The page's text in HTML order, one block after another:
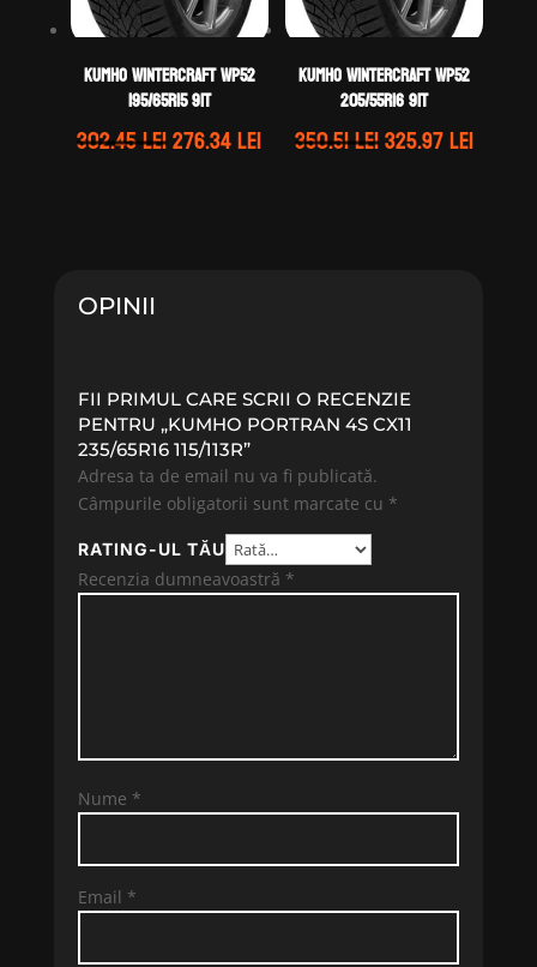
Kumho WINTERCRAFT WP52
195/65R15 91T
302.45leiPrețul
276.34leiPrețul
Kumho WINTERCRAFT WP52
205/55R16 91T
350.51leiPrețul
325.97leiPrețul
OPINII
FII PRIMUL CARE SCRII O RECENZIE
PENTRU „KUMHO PORTRAN 4S CX11
235/65R16 115/113R”
Adresa ta de email nu va fi publicată.
Câmpurile obligatorii sunt marcate cu *
RATING-UL TĂU
Recenzia dumneavoastră *
Nume *
Email *